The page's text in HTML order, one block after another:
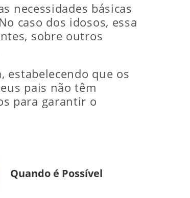
necessidades básicas
caso dos idosos, essa
sobre outros
estabelecendo que os
pais não têm
para garantir o
Quando é Possível